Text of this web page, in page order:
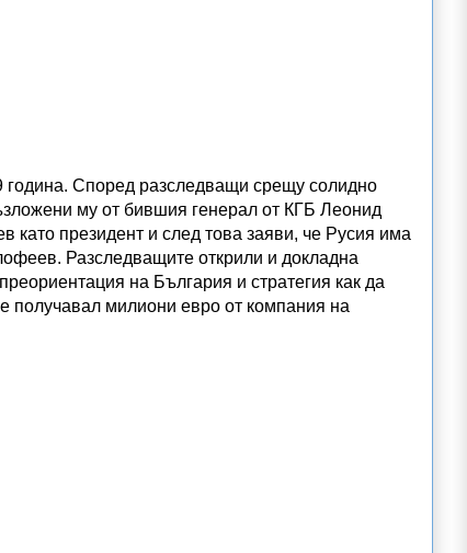
Според разследващи срещу солидно
му от бившия генерал от КГБ Леонид
като президент и след това заяви, че Русия има
Разследващите открили и докладна
на България и стратегия как да
получавал милиони евро от компания на